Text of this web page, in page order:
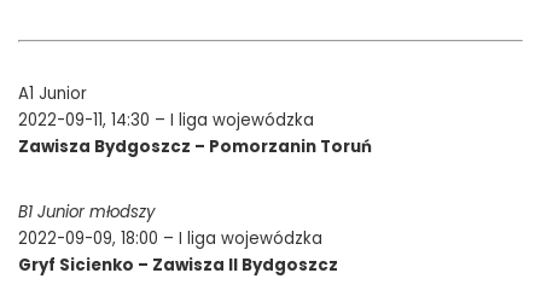
A1 Junior
2022-09-11, 14:30 – I liga wojewódzka
Zawisza Bydgoszcz – Pomorzanin Toruń
B1 Junior młodszy
2022-09-09, 18:00 – I liga wojewódzka
Gryf Sicienko – Zawisza II Bydgoszcz